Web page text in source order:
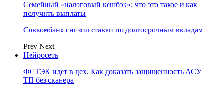
Семейный «налоговый кешбэк»: что это такое и как
получить выплаты
Совкомбанк снизил ставки по долгосрочным вкладам
Prev Next
Нейросеть
ФСТЭК идет в цех. Как доказать защищенность АСУ
ТП без сканера